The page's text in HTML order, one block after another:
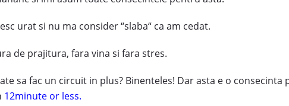
urat si nu ma consider “slaba“ ca am cedat.
de prajitura, fara vina si fara stres.
sa fac un circuit in plus? Binenteles! Dar asta e o consecinta
12minute or less.